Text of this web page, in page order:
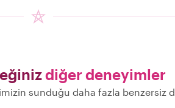
diğer deneyimler
sunduğu daha fazla benzersiz